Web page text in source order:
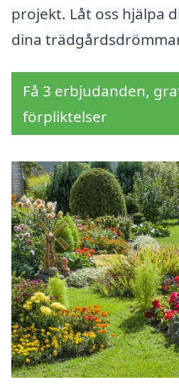
projekt. Låt oss hjälpa
dina
Få 3 erbjudanden,
förpliktelser